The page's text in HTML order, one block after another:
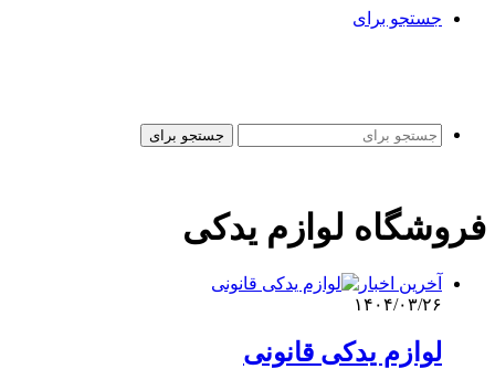
جستجو برای
جستجو برای
فروشگاه لوازم یدکی
آخرین اخبار
۱۴۰۴/۰۳/۲۶
لوازم یدکی قانونی